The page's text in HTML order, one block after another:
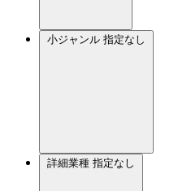
小ジャンル 指定なし
詳細業種 指定なし